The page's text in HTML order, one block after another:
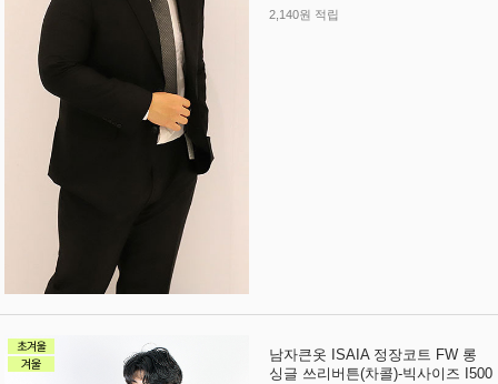
2,140원 적립
남자큰옷 ISAIA 정장코트 FW 롱
싱글 쓰리버튼(차콜)-빅사이즈 I500